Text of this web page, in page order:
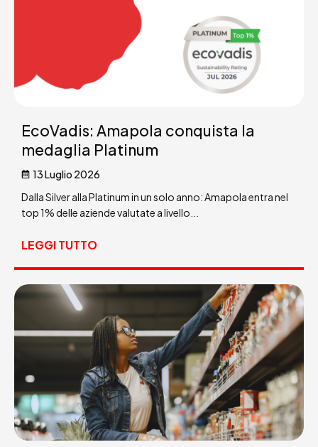
EcoVadis: Amapola conquista la
medaglia Platinum
13 Luglio 2026
Dalla Silver alla Platinum in un solo anno: Amapola entra nel
top 1% delle aziende valutate a livello...
LEGGI TUTTO